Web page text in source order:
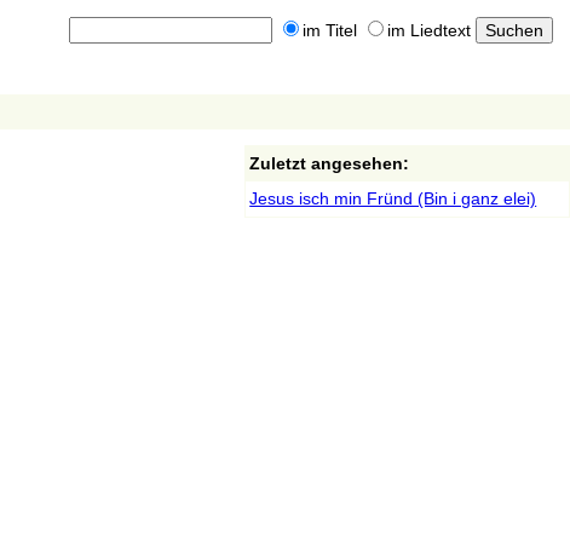
im Titel im Liedtext
Zuletzt angesehen:
Jesus isch min Fründ (Bin i ganz elei)